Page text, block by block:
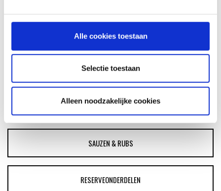
Alle cookies toestaan
Selectie toestaan
Alleen noodzakelijke cookies
ASSORTIMENT
BARBECUE'S
ACCESSOIRES
SAUZEN & RUBS
RESERVEONDERDELEN